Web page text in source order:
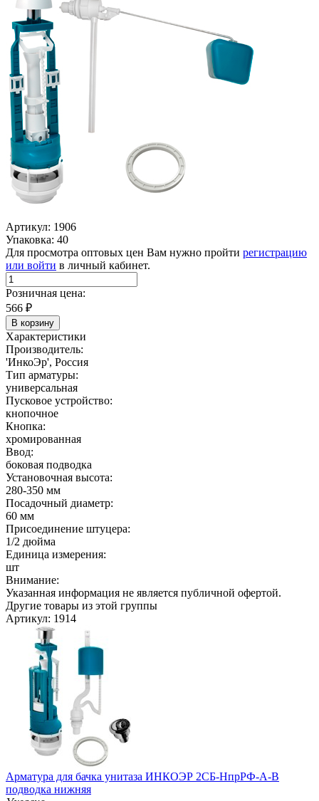
Артикул: 1906
Упаковка: 40
Для просмотра оптовых цен Вам нужно пройти регистрацию
или войти в личный кабинет.
Розничная цена:
566 ₽
В корзину
Характеристики
Производитель:
'ИнкоЭр', Россия
Тип арматуры:
универсальная
Пусковое устройство:
кнопочное
Кнопка:
хромированная
Ввод:
боковая подводка
Установочная высота:
280-350 мм
Посадочный диаметр:
60 мм
Присоединение штуцера:
1/2 дюйма
Единица измерения:
шт
Внимание:
Указанная информация не является публичной офертой.
Другие товары из этой группы
Артикул: 1914
Арматура для бачка унитаза ИНКОЭР 2СБ-НпрРФ-А-В
подводка нижняя